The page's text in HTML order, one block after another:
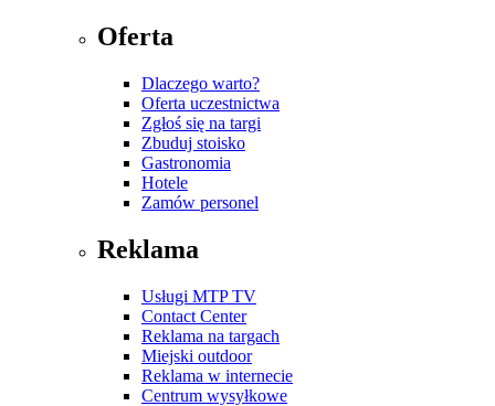
Oferta
Dlaczego warto?
Oferta uczestnictwa
Zgłoś się na targi
Zbuduj stoisko
Gastronomia
Hotele
Zamów personel
Reklama
Usługi MTP TV
Contact Center
Reklama na targach
Miejski outdoor
Reklama w internecie
Centrum wysyłkowe